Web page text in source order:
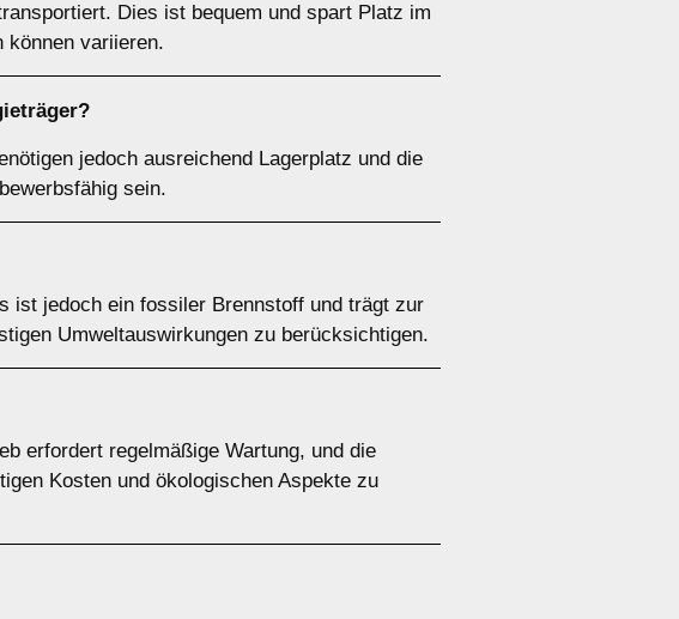
Dies ist bequem und spart Platz im
können variieren.
jedoch ausreichend Lagerplatz und die
sein.
ist jedoch ein fossiler Brennstoff und trägt zur
Umweltauswirkungen zu berücksichtigen.
erfordert regelmäßige Wartung, und die
Kosten und ökologischen Aspekte zu